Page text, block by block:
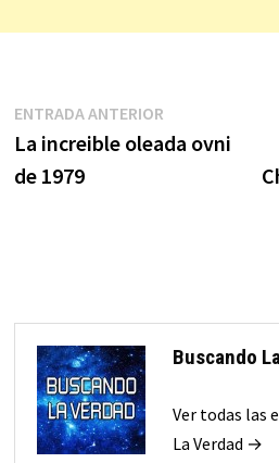
Navegación
de
ENTRADA ANTERIOREntrada
anterior:
La increible oleada ovni
de 1979
Buscando
Ver todas las
La Verdad →